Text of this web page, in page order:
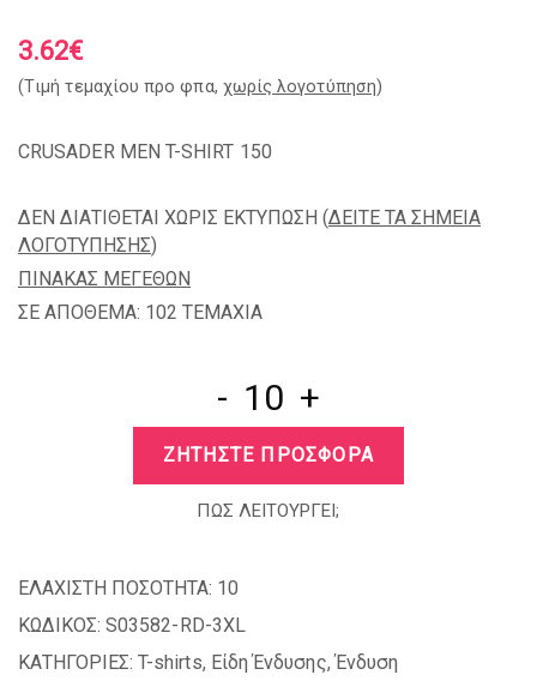
3.62€
(Tιμή τεμαχίου προ φπα, χωρίς λογοτύπηση)
CRUSADER MEN T-SHIRT 150
ΔΕΝ ΔΙΑΤΙΘΕΤΑΙ ΧΩΡΙΣ ΕΚΤΥΠΩΣΗ (ΔΕΙΤΕ ΤΑ ΣΗΜΕΙΑ
ΛΟΓΟΤΥΠΗΣΗΣ)
ΠΙΝΑΚΑΣ ΜΕΓΕΘΩΝ
ΣΕ ΑΠΟΘΕΜΑ: 102 TEMAXIA
- +
ΖΗΤΗΣΤΕ ΠΡΟΣΦΟΡΑ
ΠΩΣ ΛΕΙΤΟΥΡΓΕΙ;
ΕΛΑΧΙΣΤΗ ΠΟΣΟΤΗΤΑ: 10
ΚΩΔΙΚΟΣ: S03582-RD-3XL
ΚΑΤΗΓΟΡΙΕΣ: T-shirts, Είδη Ένδυσης,Ένδυση